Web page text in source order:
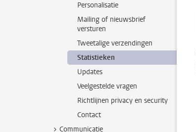
Personalisatie
Mailing of nieuwsbrief
versturen
Tweetalige verzendingen
Statistieken
Updates
Veelgestelde vragen
Richtlijnen privacy en security
Contact
Communicatie